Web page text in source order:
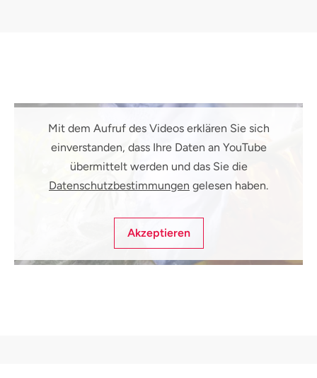
Mit dem Aufruf des Videos erklären Sie sich
einverstanden, dass Ihre Daten an YouTube
übermittelt werden und das Sie die
Datenschutzbestimmungen gelesen haben.
Akzeptieren